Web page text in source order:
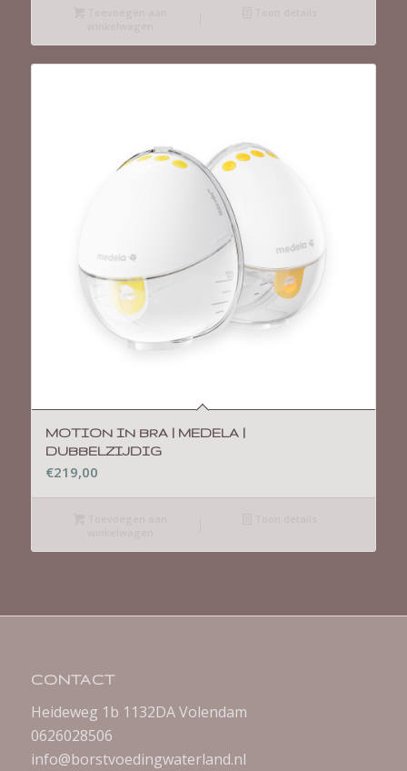
MOTION IN BRA | MEDELA |
DUBBELZIJDIG
€219,00
CONTACT
Heideweg 1b 1132DA Volendam
0626028506
info@borstvoedingwaterland.nl